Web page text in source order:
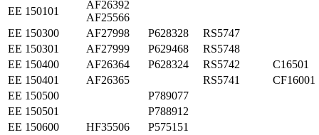
ЕЕ 150101
AF26392
AF25566
ЕЕ 150300
AF27998 P628328
RS5747
ЕЕ 150301
AF27999 P629468
RS5748
ЕЕ 150400
AF26364 P628324 RS5742
C16501
ЕЕ 150401
AF26365 RS5741
CF16001
ЕЕ 150500
P789077
ЕЕ 150501
P788912
ЕЕ 150600
HF35506
P575151